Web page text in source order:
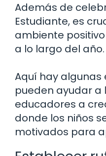
Además de
Estudiante, es
ambiente
a lo largo del año.
Aquí hay
pueden ayudar a
educadores a
donde los niños
motivados para